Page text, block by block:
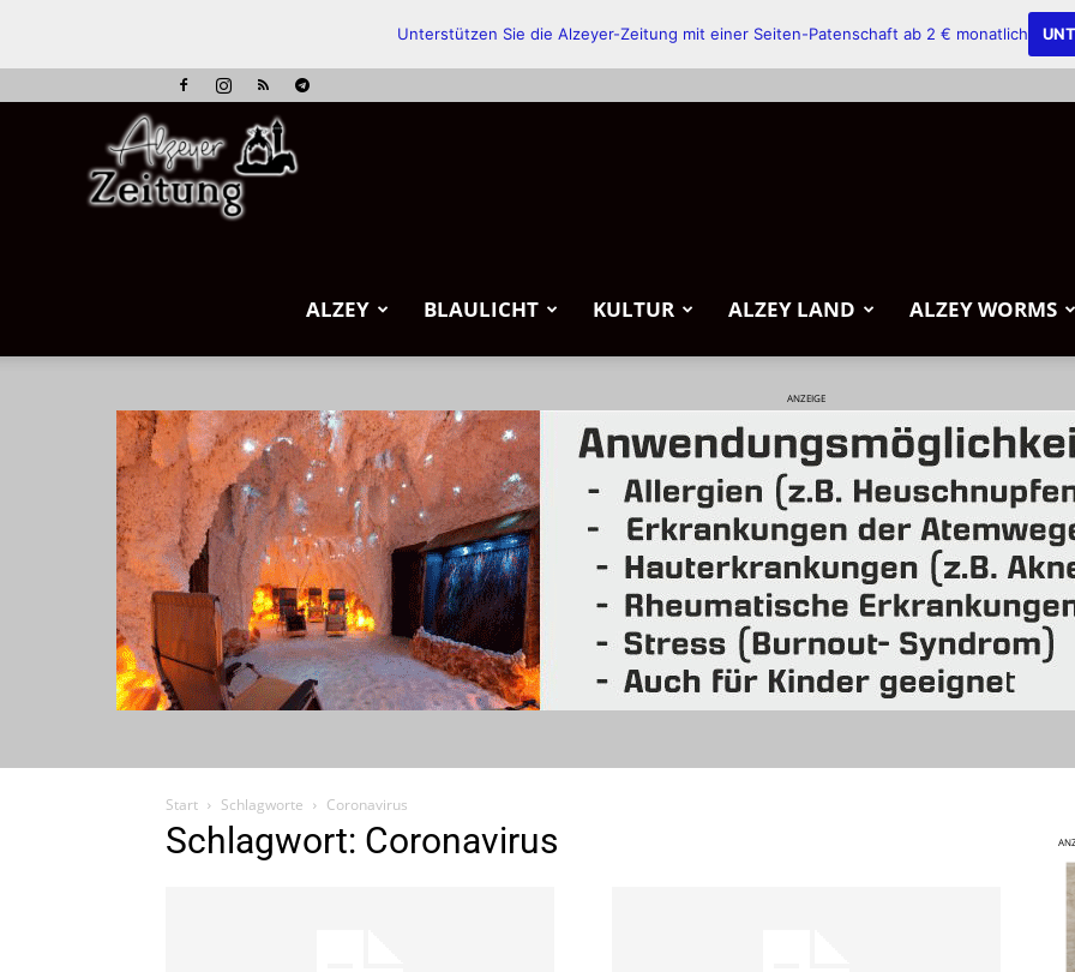
ALZEY BLAULICHT KULTUR ALZEY LAND ALZEY WORMS
ANZEIGE
Start Schlagworte Coronavirus
Schlagwort: Coronavirus
Unterstützen Sie die Alzeyer-Zeitung mit einer Seiten-Patenschaft ab 2 € monatlich